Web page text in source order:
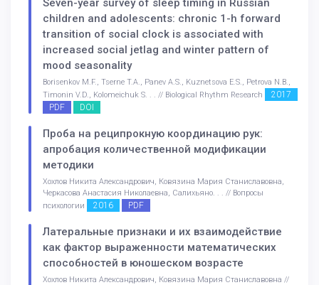
Seven-year survey of sleep timing in Russian
children and adolescents: chronic 1-h forward
transition of social clock is associated with
increased social jetlag and winter pattern of
mood seasonality
Borisenkov M.F., Tserne T.A., Panev A.S., Kuznetsova E.S., Petrova N.B.,
Timonin V.D., Kolomeichuk S. . . // Biological Rhythm Research
2017
PDF
DOI
Проба на реципрокную координацию рук:
апробация количественной модификации
методики
Хохлов Никита Александрович, Ковязина Мария Станиславовна,
Черкасова Анастасия Николаевна, Салихьяно. . . // Вопросы
психологии
2016 PDF
Латеральные признаки и их взаимодействие
как фактор выраженности математических
способностей в юношеском возрасте
Хохлов Никита Александрович, Ковязина Мария Станиславовна //